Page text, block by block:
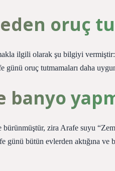
oruç
ilgili olarak şu bilgiyi vermiştir:
günü oruç tutmamaları daha
banyo
zira Arafe suyu
günü bütün evlerden aktığına ve